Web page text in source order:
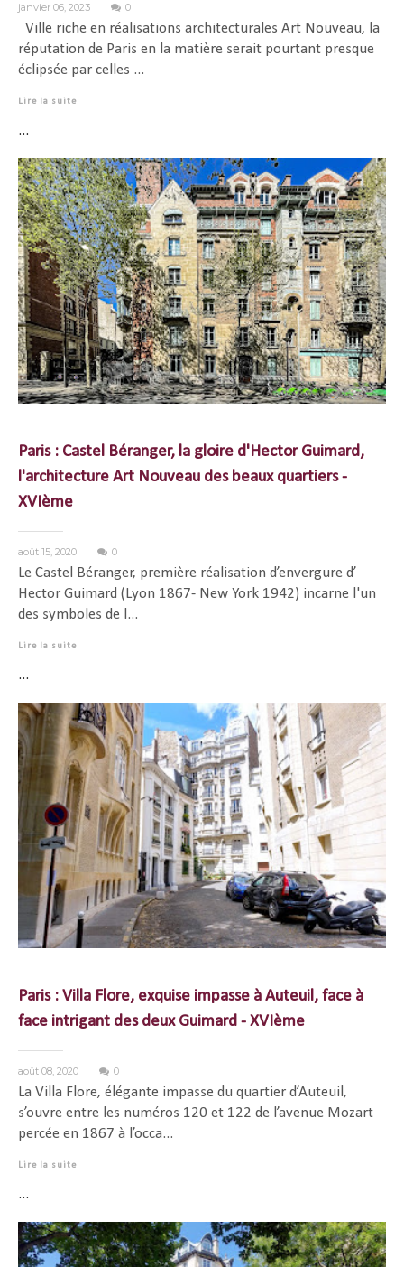
janvier 06, 2023 0
Ville riche en réalisations architecturales Art Nouveau, la
réputation de Paris en la matière serait pourtant presque
éclipsée par celles ...
Lire la suite
...
Paris : Castel Béranger, la gloire d'Hector Guimard,
l'architecture Art Nouveau des beaux quartiers -
XVIème
août 15, 2020 0
Le Castel Béranger, première réalisation d’envergure d’
Hector Guimard (Lyon 1867- New York 1942) incarne l'un
des symboles de l...
Lire la suite
...
Paris : Villa Flore, exquise impasse à Auteuil, face à
face intrigant des deux Guimard - XVIème
août 08, 2020 0
La Villa Flore, élégante impasse du quartier d’Auteuil,
s’ouvre entre les numéros 120 et 122 de l’avenue Mozart
percée en 1867 à l’occa...
Lire la suite
...